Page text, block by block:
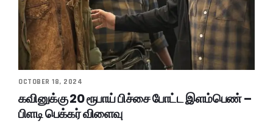
OCTOBER 18, 2024
கவினுக்கு 20 ரூபாய் பிச்சை போட்ட இளம்பெண் –
பிளடி பெக்கர் விளைவு